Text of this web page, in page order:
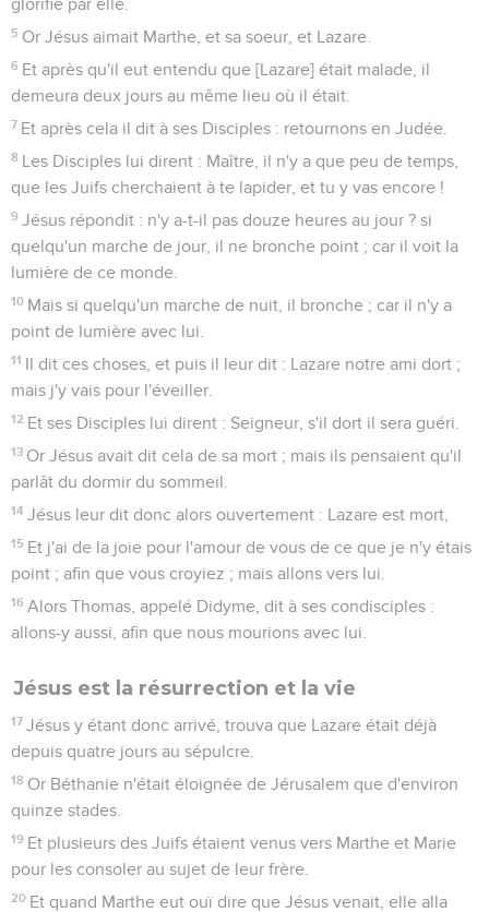
glorifié par elle.
5 Or Jésus aimait Marthe, et sa soeur, et Lazare.
6 Et après qu'il eut entendu que [Lazare] était malade, il
demeura deux jours au même lieu où il était.
7 Et après cela il dit à ses Disciples : retournons en Judée.
8 Les Disciples lui dirent : Maître, il n'y a que peu de temps,
que les Juifs cherchaient à te lapider, et tu y vas encore !
9 Jésus répondit : n'y a-t-il pas douze heures au jour ? si
quelqu'un marche de jour, il ne bronche point ; car il voit la
lumière de ce monde.
10 Mais si quelqu'un marche de nuit, il bronche ; car il n'y a
point de lumière avec lui.
11 Il dit ces choses, et puis il leur dit : Lazare notre ami dort ;
mais j'y vais pour l'éveiller.
12 Et ses Disciples lui dirent : Seigneur, s'il dort il sera guéri.
13 Or Jésus avait dit cela de sa mort ; mais ils pensaient qu'il
parlât du dormir du sommeil.
14 Jésus leur dit donc alors ouvertement : Lazare est mort,
15 Et j'ai de la joie pour l'amour de vous de ce que je n'y étais
point ; afin que vous croyiez ; mais allons vers lui.
16 Alors Thomas, appelé Didyme, dit à ses condisciples :
allons-y aussi, afin que nous mourions avec lui.
Jésus est la résurrection et la vie
17 Jésus y étant donc arrivé, trouva que Lazare était déjà
depuis quatre jours au sépulcre.
18 Or Béthanie n'était éloignée de Jérusalem que d'environ
quinze stades.
19 Et plusieurs des Juifs étaient venus vers Marthe et Marie
pour les consoler au sujet de leur frère.
20 Et quand Marthe eut ouï dire que Jésus venait, elle alla